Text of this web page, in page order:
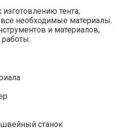
тента,
необходимые материалы.
и материалов,
работы:
станок